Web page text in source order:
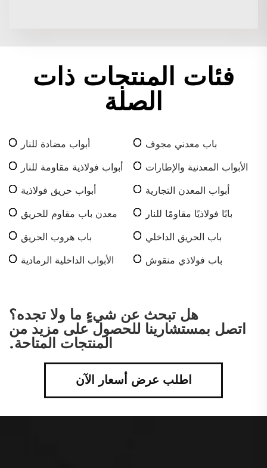
فئات المنتجات ذات
الصلة
باب معدني مجوف
أبواب مضادة للنار
الأبواب المعدنية والإطارات
أبواب فولاذية مقاومة للنار
أبواب المعدن التجارية
أبواب حريق فولاذية
بابًا فولاذيًا مقاومًا للنار
معدن باب مقاوم للحريق
باب الحريق الداخلي
باب هروب الحريق
باب فولاذي منقوش
الأبواب الداخلية الرمادية
هل تبحث عن شيءٍ ما ولا تجده؟
اتصل بمستشارينا للحصول على مزيد من
المنتجات المتاحة.
اطلب عرض أسعار الآن